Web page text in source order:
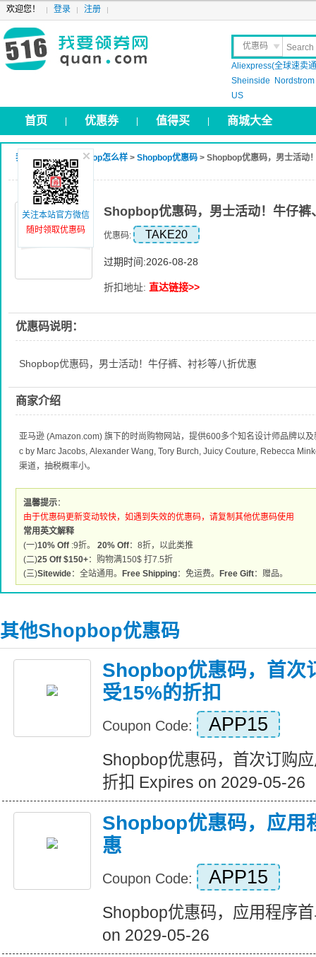
欢迎您！ 登录 注册
优惠码
晒 单
Aliexpress(全球速卖
Sheinside
US
首页 优惠券 值得买 商城大全
我要领券网 >Shopbop怎么样 > Shopbop优惠码 > Shopbop优惠码，男士活动
Shopbop优惠码，男士活动！牛仔裤
优惠码: TAKE20
过期时间:2026-08-28
折扣地址: 直达链接>>
优惠码说明：
Shopbop优惠码，男士活动！牛仔裤、衬衫等八折优惠
商家介绍
亚马逊 (Amazon.com) 旗下的时尚购物网站，提供600多个知名设计师品牌以
c by Marc Jacobs, Alexander Wang, Tory Burch, Juicy Couture, Rebecca
渠道，抽税概率小。
温馨提示：
由于优惠码更新变动较快，如遇到失效的优惠码，请复制其他优惠码使用
常用英文解释
(一)10% Off :9折。 20% Off：8折，以此类推
(二)25 Off $150+：购物满150$ 打7.5折
(三)Sitewide：全站通用。 Free Shipping：免运费。 Free Gift：赠品。
其他Shopbop优惠码
Shopbop优惠码，首次
受15%的折扣
Coupon Code: APP15
Shopbop优惠码，首次订购
折扣 Expires on 2029-05-26
Shopbop优惠码，应用
惠
Coupon Code: APP15
Shopbop优惠码，应用程序
on 2029-05-26
关注本站官方微信
随时领取优惠码